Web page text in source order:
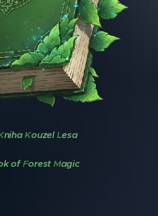
nihaKouzelLesa
ofForest Magic